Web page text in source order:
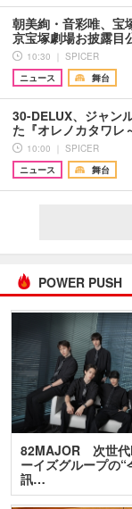
朝美絢・音彩唯、宝
京宝塚劇場お披露
10:30 ｜ SPICER
ニュース
舞台
30-DELUX、ジャン
た『オレノカタワ
10:00 ｜ SPICER
ニュース
舞台
POWER PUSH
82MAJOR 次世代
ーイズグループの“
訊…